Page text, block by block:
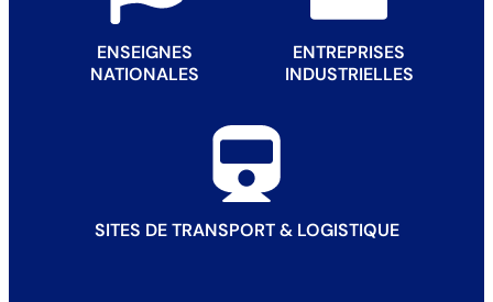
ENSEIGNES
NATIONALES
ENTREPRISES
INDUSTRIELLES
SITES DE TRANSPORT & LOGISTIQUE